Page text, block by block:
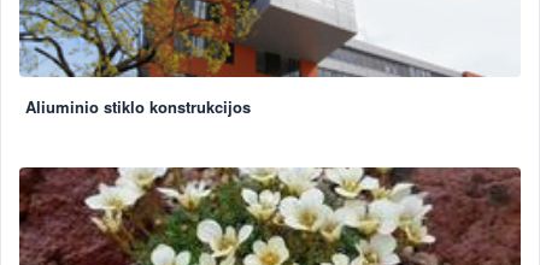
Aliuminio stiklo konstrukcijos